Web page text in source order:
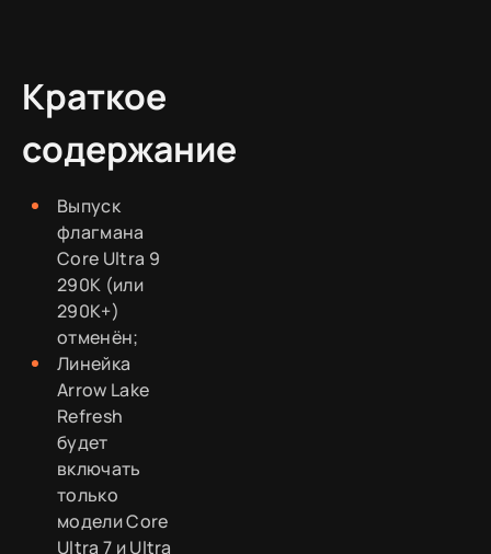
Краткое
содержание
Выпуск
флагмана
Core Ultra 9
290K (или
290K+)
отменён;
Линейка
Arrow Lake
Refresh
будет
включать
только
модели Core
Ultra 7 и Ultra